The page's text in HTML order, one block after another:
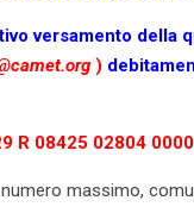
versamento della
)
R 08425 02804
massimo,